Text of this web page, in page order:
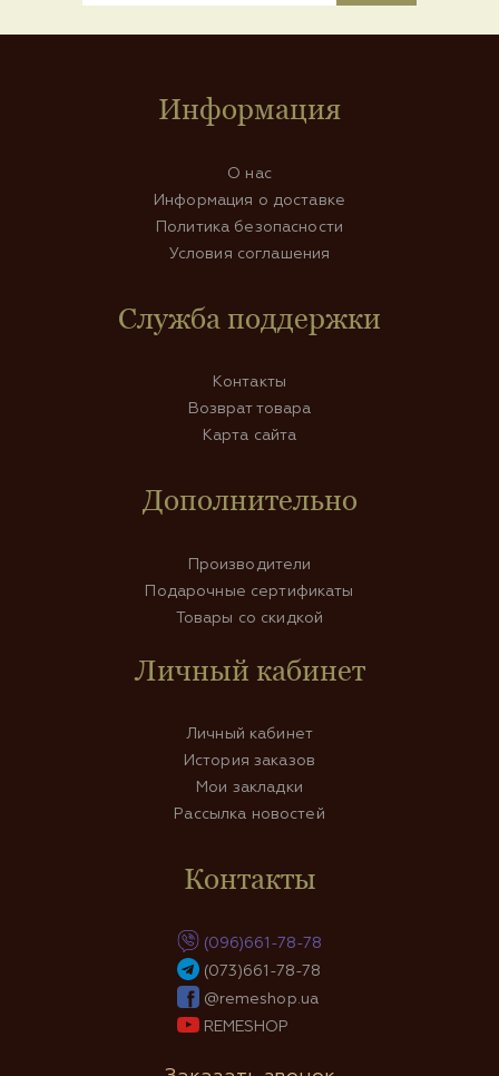
Информация
О нас
Информация о доставке
Политика безопасности
Условия соглашения
Служба поддержки
Контакты
Возврат товара
Карта сайта
Дополнительно
Производители
Подарочные сертификаты
Товары со скидкой
Личный кабинет
Личный кабинет
История заказов
Мои закладки
Рассылка новостей
Контакты
(096)661-78-78
(073)661-78-78
@remeshop.ua
REMESHOP